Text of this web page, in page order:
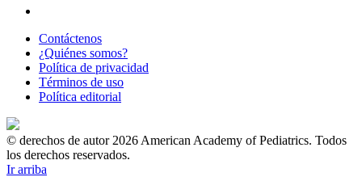
Contáctenos
¿Quiénes somos?
Política de privacidad
Términos de uso
Política editorial
© derechos de autor 2026 American Academy of Pediatrics. Todos
los derechos reservados.
Ir arriba